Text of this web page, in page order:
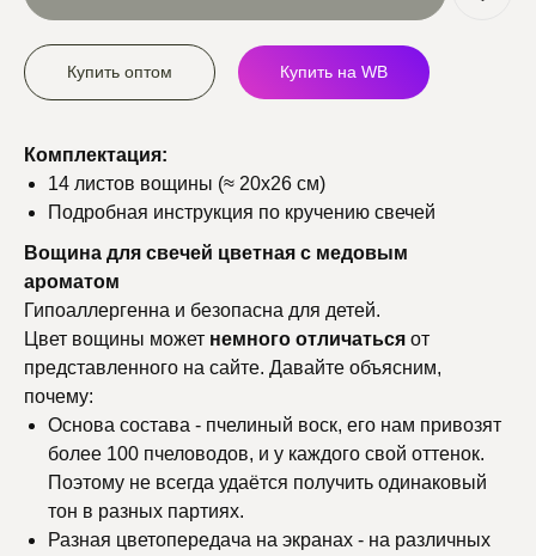
Купить оптом Купить на WB
Комплектация:
14 листов вощины (≈ 20х26 см)
Подробная инструкция по кручению свечей
Вощина для свечей цветная с медовым
ароматом
Гипоаллергенна и безопасна для детей.
Цвет вощины может немного отличаться от
представленного на сайте. Давайте объясним,
почему:
Основа состава - пчелиный воск, его нам привозят
более 100 пчеловодов, и у каждого свой оттенок.
Поэтому не всегда удаётся получить одинаковый
тон в разных партиях.
Разная цветопередача на экранах - на различных